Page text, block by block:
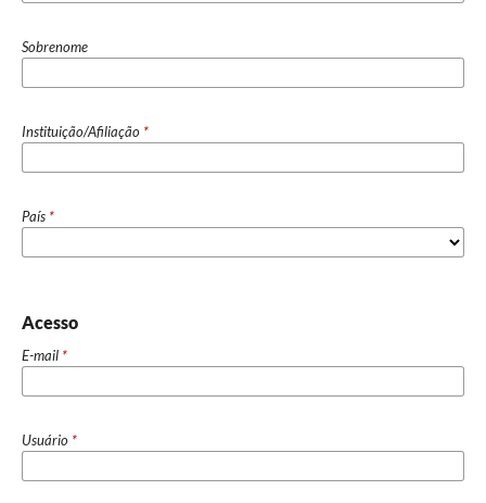
Sobrenome
Instituição/Afiliação *
País *
Acesso
E-mail *
Usuário *